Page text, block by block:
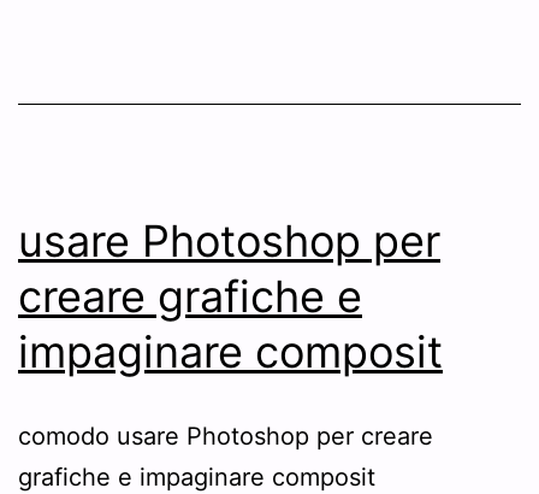
usare Photoshop per
creare grafiche e
impaginare composit
comodo usare Photoshop per creare
grafiche e impaginare composit